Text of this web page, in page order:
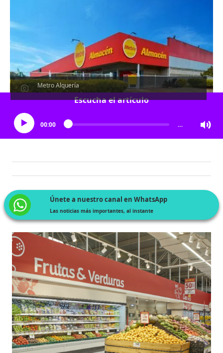
Metro Alquería
Escucha el artículo
00:00 …
Únete a nuestro canal en WhatsApp
Las noticias más importantes, al instante